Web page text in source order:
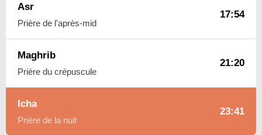
Asr
Prière de l'après-mid
17:54
Maghrib
Prière du crépuscule
21:20
Icha
Prière de la nuit
23:41